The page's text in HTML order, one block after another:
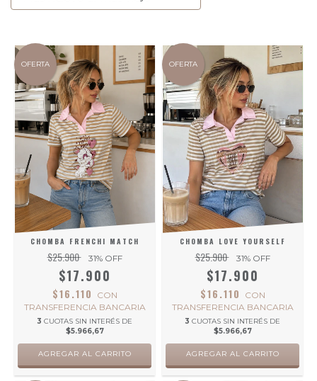
OFERTA
CHOMBA FRENCHI MATCH
$25.900 31% OFF
$17.900
$16.110
CON
TRANSFERENCIA BANCARIA
3 CUOTAS SIN INTERÉS DE
$5.966,67
AGREGAR AL CARRITO
OFERTA
CHOMBA LOVE YOURSELF
$25.900 31% OFF
$17.900
$16.110
CON
TRANSFERENCIA BANCARIA
3 CUOTAS SIN INTERÉS DE
$5.966,67
AGREGAR AL CARRITO